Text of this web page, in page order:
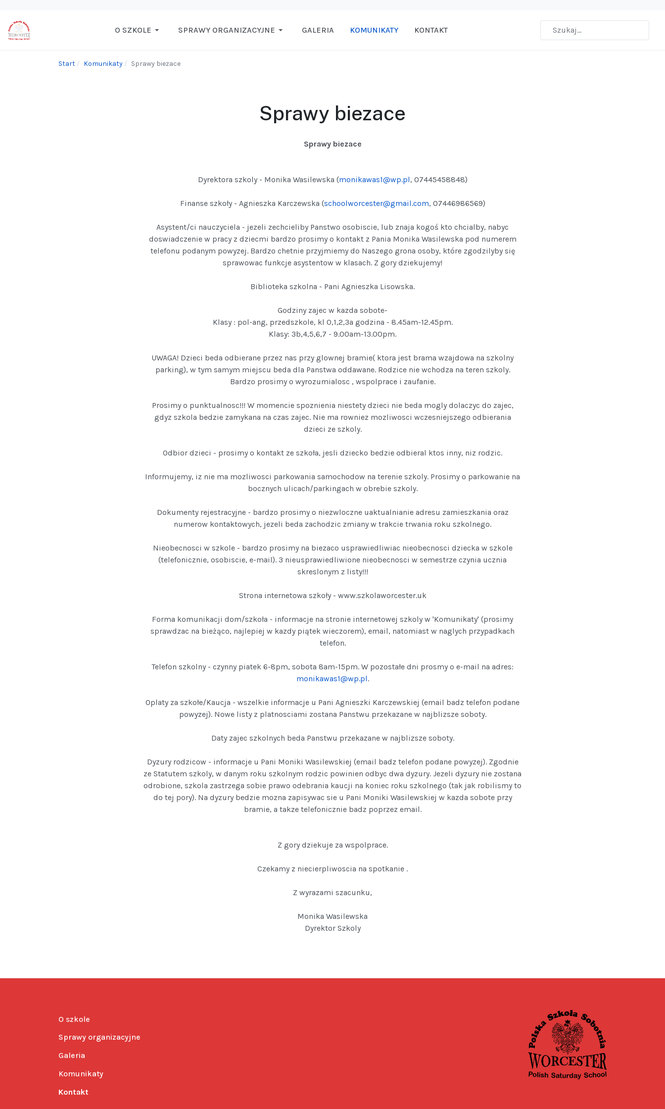
O SZKOLE SPRAWY ORGANIZACYJNE GALERIA KOMUNIKATY KONTAKT
Start Komunikaty Sprawy biezace
Sprawy biezace
Sprawy biezace
Dyrektora szkoly - Monika Wasilewska (monikawas1@wp.pl, 07445458848)
Finanse szkoły - Agnieszka Karczewska (schoolworcester@gmail.com, 07446986569)
Asystent/ci nauczyciela - jezeli zechcieliby Panstwo osobiscie, lub znaja kogoś kto chcialby, nabyc
doswiadczenie w pracy z dziecmi bardzo prosimy o kontakt z Pania Monika Wasilewska pod numerem
telefonu podanym powyzej. Bardzo chetnie przyjmiemy do Naszego grona osoby, które zgodzilyby się
sprawowac funkcje asystentow w klasach. Z gory dziekujemy!
Biblioteka szkolna - Pani Agnieszka Lisowska.
Godziny zajec w kazda sobote-
Klasy : pol-ang, przedszkole, kl 0,1,2,3a godzina - 8.45am-12.45pm.
Klasy: 3b,4,5,6,7 - 9.00am-13.00pm.
UWAGA! Dzieci beda odbierane przez nas przy glownej bramie( ktora jest brama wzajdowa na szkolny
parking), w tym samym miejscu beda dla Panstwa oddawane. Rodzice nie wchodza na teren szkoly.
Bardzo prosimy o wyrozumialosc , wspolprace i zaufanie.
Prosimy o punktualnosc!!! W momencie spoznienia niestety dzieci nie beda mogly dolaczyc do zajec,
gdyz szkola bedzie zamykana na czas zajec. Nie ma rowniez mozliwosci wczesniejszego odbierania
dzieci ze szkoly.
Odbior dzieci - prosimy o kontakt ze szkoła, jesli dziecko bedzie odbieral ktos inny, niz rodzic.
Informujemy, iz nie ma mozliwosci parkowania samochodow na terenie szkoly. Prosimy o parkowanie na
bocznych ulicach/parkingach w obrebie szkoly.
Dokumenty rejestracyjne - bardzo prosimy o niezwloczne uaktualnianie adresu zamieszkania oraz
numerow kontaktowych, jezeli beda zachodzic zmiany w trakcie trwania roku szkolnego.
Nieobecnosci w szkole - bardzo prosimy na biezaco usprawiedliwiac nieobecnosci dziecka w szkole
(telefonicznie, osobiscie, e-mail). 3 nieusprawiedliwione nieobecnosci w semestrze czynia ucznia
skreslonym z listy!!!
Strona internetowa szkoły - www.szkolaworcester.uk
Forma komunikacji dom/szkoła - informacje na stronie internetowej szkoly w 'Komunikaty' (prosimy
sprawdzac na bieżąco, najlepiej w kazdy piątek wieczorem), email, natomiast w naglych przypadkach
telefon.
Telefon szkolny - czynny piatek 6-8pm, sobota 8am-15pm. W pozostałe dni prosmy o e-mail na adres:
monikawas1@wp.pl.
Oplaty za szkołe/Kaucja - wszelkie informacje u Pani Agnieszki Karczewskiej (email badz telefon podane
powyzej). Nowe listy z platnosciami zostana Panstwu przekazane w najblizsze soboty.
Daty zajec szkolnych beda Panstwu przekazane w najblizsze soboty.
Dyzury rodzicow - informacje u Pani Moniki Wasilewskiej (email badz telefon podane powyzej). Zgodnie
ze Statutem szkoly, w danym roku szkolnym rodzic powinien odbyc dwa dyzury. Jezeli dyzury nie zostana
odrobione, szkola zastrzega sobie prawo odebrania kaucji na koniec roku szkolnego (tak jak robilismy to
do tej pory). Na dyzury bedzie mozna zapisywac sie u Pani Moniki Wasilewskiej w kazda sobote przy
bramie, a takze telefonicznie badz poprzez email.
Z gory dziekuje za wspolprace.
Czekamy z niecierpliwoscia na spotkanie .
Z wyrazami szacunku,
Monika Wasilewska
Dyrektor Szkoly
O szkole
Sprawy organizacyjne
Galeria
Komunikaty
Kontakt